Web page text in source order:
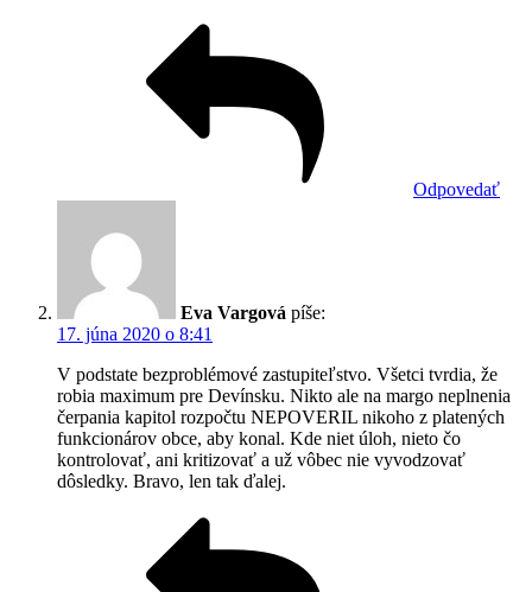
Odpovedať
Eva Vargová píše:
17. júna 2020 o 8:41
V podstate bezproblémové zastupiteľstvo. Všetci tvrdia, že
robia maximum pre Devínsku. Nikto ale na margo neplnenia
čerpania kapitol rozpočtu NEPOVERIL nikoho z platených
funkcionárov obce, aby konal. Kde niet úloh, nieto čo
kontrolovať, ani kritizovať a už vôbec nie vyvodzovať
dôsledky. Bravo, len tak ďalej.